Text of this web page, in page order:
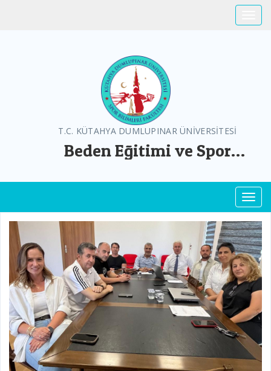
T.C. KÜTAHYA DUMLUPINAR ÜNİVERSİTESİ
Beden Eğitimi ve Spor
Previous Next